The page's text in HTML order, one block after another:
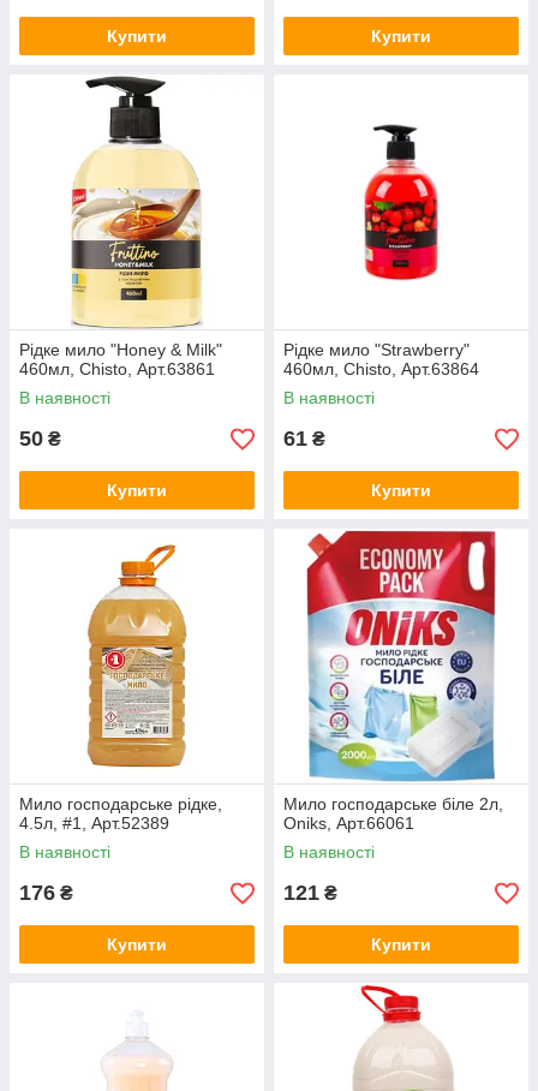
Купити Купити
Рідке мило "Honey & Milk"
460мл, Chisto, Арт.63861
В наявності
50 ₴
Купити
Рідке мило "Strawberry"
460мл, Chisto, Арт.63864
В наявності
61 ₴
Купити
Мило господарське рідке,
4.5л, #1, Арт.52389
В наявності
176 ₴
Купити
Мило господарське біле 2л,
Oniks, Арт.66061
В наявності
121 ₴
Купити